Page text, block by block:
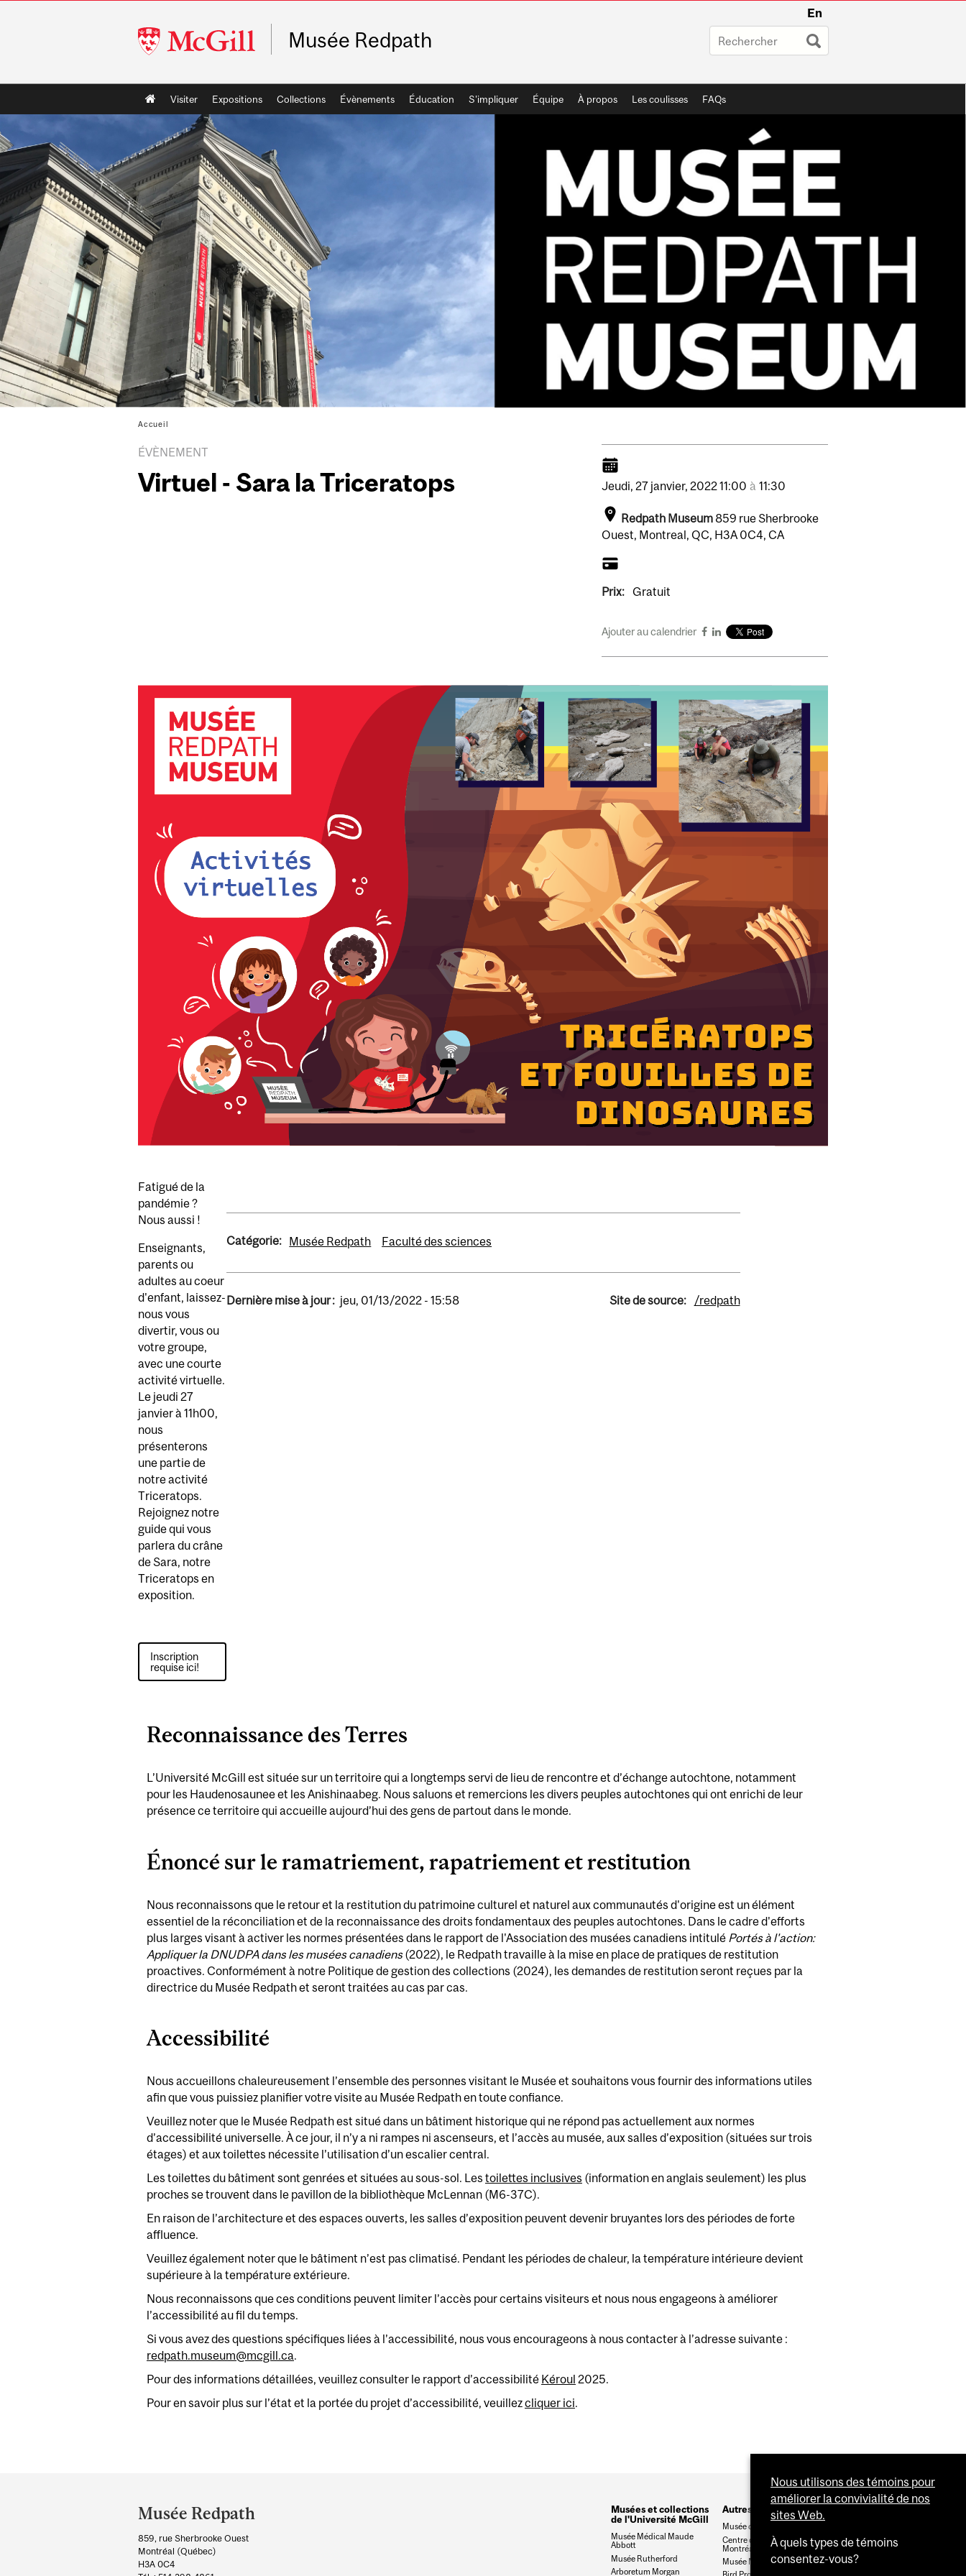
McGill
University
En
Musée Redpath
Main
navigation
Visiter Expositions Collections Évènements Éducation S'impliquer Équipe À propos Les coulisses FAQs
Accueil
ÉVÈNEMENT
Virtuel - Sara la Triceratops Jeudi, 27 janvier, 202211:00 à 11:30
Redpath Museum 859 rue Sherbrooke
Ouest, Montreal, QC, H3A 0C4, CA
Prix: Gratuit
Ajouter au calendrier
Fatigué de la
pandémie ?
Nous aussi !
Enseignants,
parents ou
adultes au coeur
d'enfant, laissez-
nous vous
divertir, vous ou
votre groupe,
avec une courte
activité virtuelle.
Le jeudi 27
janvier à 11h00,
nous
présenterons
une partie de
notre activité
Triceratops.
Rejoignez notre
guide qui vous
parlera du crâne
de Sara, notre
Triceratops en
exposition.
Inscription
requise ici!
Catégorie: Musée Redpath Faculté des sciences
Dernière mise à jour : jeu, 01/13/2022 - 15:58 Site de source: /redpath
Reconnaissance des Terres
L’Université McGill est située sur un territoire qui a longtemps servi de lieu de rencontre et d’échange autochtone, notamment
pour les Haudenosaunee et les Anishinaabeg. Nous saluons et remercions les divers peuples autochtones qui ont enrichi de leur
présence ce territoire qui accueille aujourd’hui des gens de partout dans le monde.
Énoncé sur le ramatriement, rapatriement et restitution
Nous reconnaissons que le retour et la restitution du patrimoine culturel et naturel aux communautés d'origine est un élément
essentiel de la réconciliation et de la reconnaissance des droits fondamentaux des peuples autochtones. Dans le cadre d'efforts
plus larges visant à activer les normes présentées dans le rapport de l'Association des musées canadiens intitulé Portés à l'action:
Appliquer la DNUDPA dans les musées canadiens(2022), le Redpath travaille à la mise en place de pratiques de restitution
proactives. Conformément à notre Politique de gestion des collections (2024), les demandes de restitution seront reçues par la
directrice du Musée Redpath et seront traitées au cas par cas.
Accessibilité
Nous accueillons chaleureusement l’ensemble des personnes visitant le Musée et souhaitons vous fournir des informations utiles
afin que vous puissiez planifier votre visite au Musée Redpath en toute confiance.
Veuillez noter que le Musée Redpath est situé dans un bâtiment historique qui ne répond pas actuellement aux normes
d’accessibilité universelle. À ce jour, il n’y a ni rampes ni ascenseurs, et l’accès au musée, aux salles d’exposition (situées sur trois
étages) et aux toilettes nécessite l’utilisation d’un escalier central.
Les toilettes du bâtiment sont genrées et situées au sous-sol. Les toilettes inclusives (information en anglais seulement) les plus
proches se trouvent dans le pavillon de la bibliothèque McLennan (M6-37C).
En raison de l’architecture et des espaces ouverts, les salles d’exposition peuvent devenir bruyantes lors des périodes de forte
affluence.
Veuillez également noter que le bâtiment n’est pas climatisé. Pendant les périodes de chaleur, la température intérieure devient
supérieure à la température extérieure.
Nous reconnaissons que ces conditions peuvent limiter l’accès pour certains visiteurs et nous nous engageons à améliorer
l’accessibilité au fil du temps.
Si vous avez des questions spécifiques liées à l’accessibilité, nous vous encourageons à nous contacter à l’adresse suivante :
redpath.museum@mcgill.ca.
Pour des informations détaillées, veuillez consulter le rapport d’accessibilité Kéroul 2025.
Pour en savoir plus sur l’état et la portée du projet d’accessibilité, veuillezcliquer ici.
and
University
Information
Musée Redpath
859, rue Sherbrooke Ouest
Montréal (Québec)
H3A 0C4
Musées et collections
de l'Université McGill
Musée Médical Maude
Abbott
Musée Rutherford
Arboretum Morgan
Autres liens d'intérêt
Musée canadien de la nature
Centre des sciences de
Montréal
Musée McCord Stewart
Nous utilisons des témoins pour
améliorer la convivialité de nos
sites Web.
À quels types de témoins
consentez-vous?